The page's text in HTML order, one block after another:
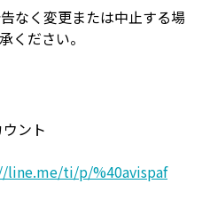
なく変更または中止する場
ください。
ント
line.me/ti/p/%40avispaf